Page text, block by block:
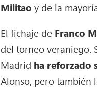
Militaoy de la
El fichaje de Franco
del torneo veraniego.
Madrid ha reforzado
Alonso, pero también